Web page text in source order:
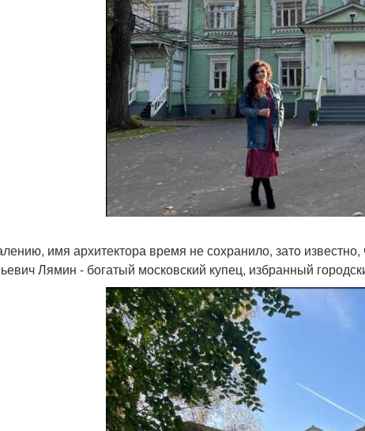
имя архитектора время не сохранило, зато
Лямин - богатый московский купец, избранный